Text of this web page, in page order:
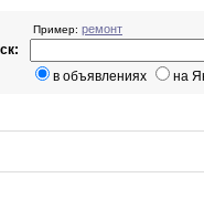
Пример: ремонт
в объявлениях
на